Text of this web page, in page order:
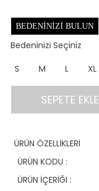
BEDENINIZI BULUN
Bedeninizi Seçiniz
S
M L XL
SEPETE EKLE
ÜRÜN ÖZELLİKLERİ
ÜRÜN KODU :
ÜRÜN İÇERİĞİ :